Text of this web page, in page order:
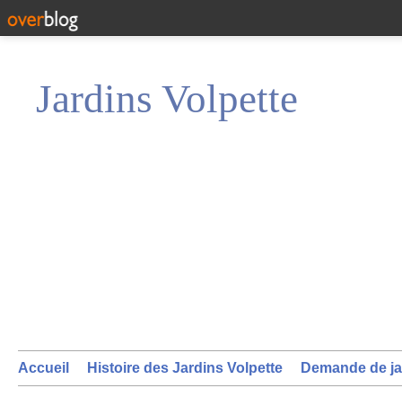
Jardins Volpette
Accueil Histoire des Jardins Volpette Demande de